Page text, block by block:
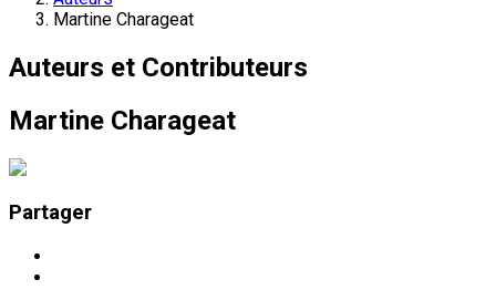
Martine Charageat
Auteurs et Contributeurs
Martine Charageat
Partager